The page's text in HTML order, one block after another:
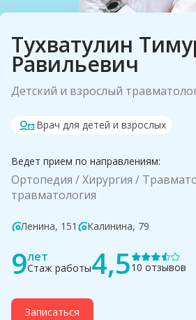
Тухватулин
Равильевич
Детский и взрослый
Врач для детей и взрослых
Ведет прием по направлениям:
Ортопедия Хирургия
травматология
Ленина, 151 Калинина, 79
9лет
Стаж работы4,510 отзывов
Записаться